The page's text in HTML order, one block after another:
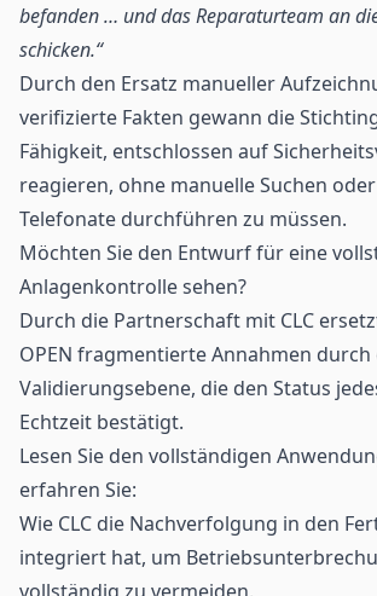
befanden … und das Reparaturteam an
schicken.“
Durch den Ersatz manueller
verifizierte Fakten gewann die
Fähigkeit, entschlossen auf
reagieren, ohne manuelle Suchen
Telefonate durchführen zu müssen.
Möchten Sie den Entwurf für eine
Anlagenkontrolle sehen?
Durch die Partnerschaft mit CLC
OPEN fragmentierte Annahmen
Validierungsebene, die den Status
Echtzeit bestätigt.
Lesen Sie den vollständigen
erfahren Sie:
Wie CLC die Nachverfolgung in den
integriert hat, um